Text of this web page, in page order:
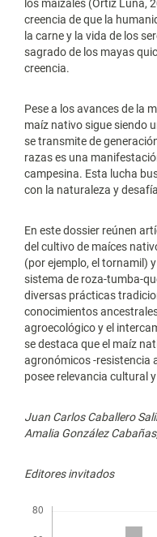
los maizales (Ortiz Luna,
creencia de que la
la carne y la vida de los
sagrado de los mayas
creencia.
Pese a los avances de la
maíz nativo sigue siendo
se transmite de
razas es una
campesina. Esta lucha
con la naturaleza y
En este dossier reúnen
del cultivo de maíces
(por ejemplo, el tornamil)
sistema de roza-tumba-
diversas prácticas
conocimientos
agroecológico y el
se destaca que el maíz
agronómicos -resistencia
posee relevancia cultural
Juan Carlos Caballero
Amalia González
Editores invitados